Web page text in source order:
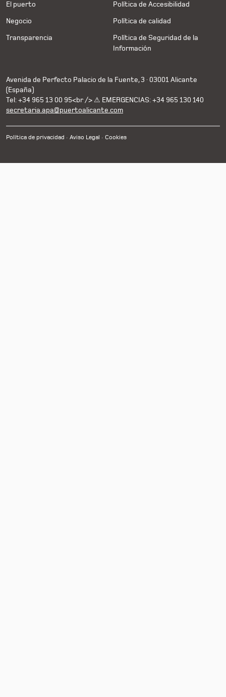
El puerto
Negocio
Transparencia
Política de Accesibilidad
Política de calidad
Política de Seguridad de la
Información
Avenida de Perfecto Palacio de la Fuente, 3 · 03001 Alicante
(España)
Tel: +34 965 13 00 95<br /> ⚠ EMERGENCIAS: +34 965 130 140
secretaria.apa@puertoalicante.com
Política de privacidad Aviso Legal Cookies